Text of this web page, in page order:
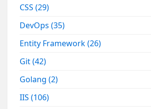
CSS(29)
DevOps(35)
Entity Framework(26)
Git(42)
Golang(2)
IIS(106)